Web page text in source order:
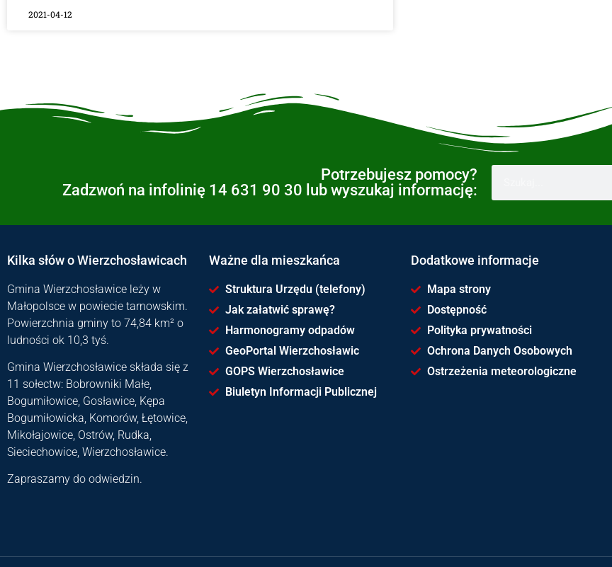
2021-04-12
Potrzebujesz pomocy?
Zadzwoń na infolinię 14 631 90 30 lub wyszukaj informację:
Kilka słów o Wierzchosławicach
Gmina Wierzchosławice leży w
Małopolsce w powiecie tarnowskim.
Powierzchnia gminy to 74,84 km² o
ludności ok 10,3 tyś.
Gmina Wierzchosławice składa się z
11 sołectw: Bobrowniki Małe,
Bogumiłowice, Gosławice, Kępa
Bogumiłowicka, Komorów, Łętowice,
Mikołajowice, Ostrów, Rudka,
Sieciechowice, Wierzchosławice.
Zapraszamy do odwiedzin.
Ważne dla mieszkańca
Struktura Urzędu (telefony)
Jak załatwić sprawę?
Harmonogramy odpadów
GeoPortal Wierzchosławic
GOPS Wierzchosławice
Biuletyn Informacji Publicznej
Dodatkowe informacje
Mapa strony
Dostępność
Polityka prywatności
Ochrona Danych Osobowych
Ostrzeżenia meteorologiczne